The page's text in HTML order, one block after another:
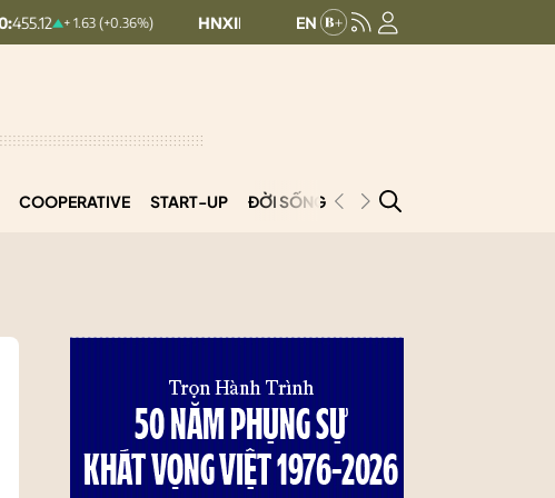
+ 1.63 (+0.36%) HNXINDEX: 293.44 + 0.25 (+0.09%) UPCOMINDEX:
COOPERATIVE START-UP ĐỜI SỐNG PODCAST